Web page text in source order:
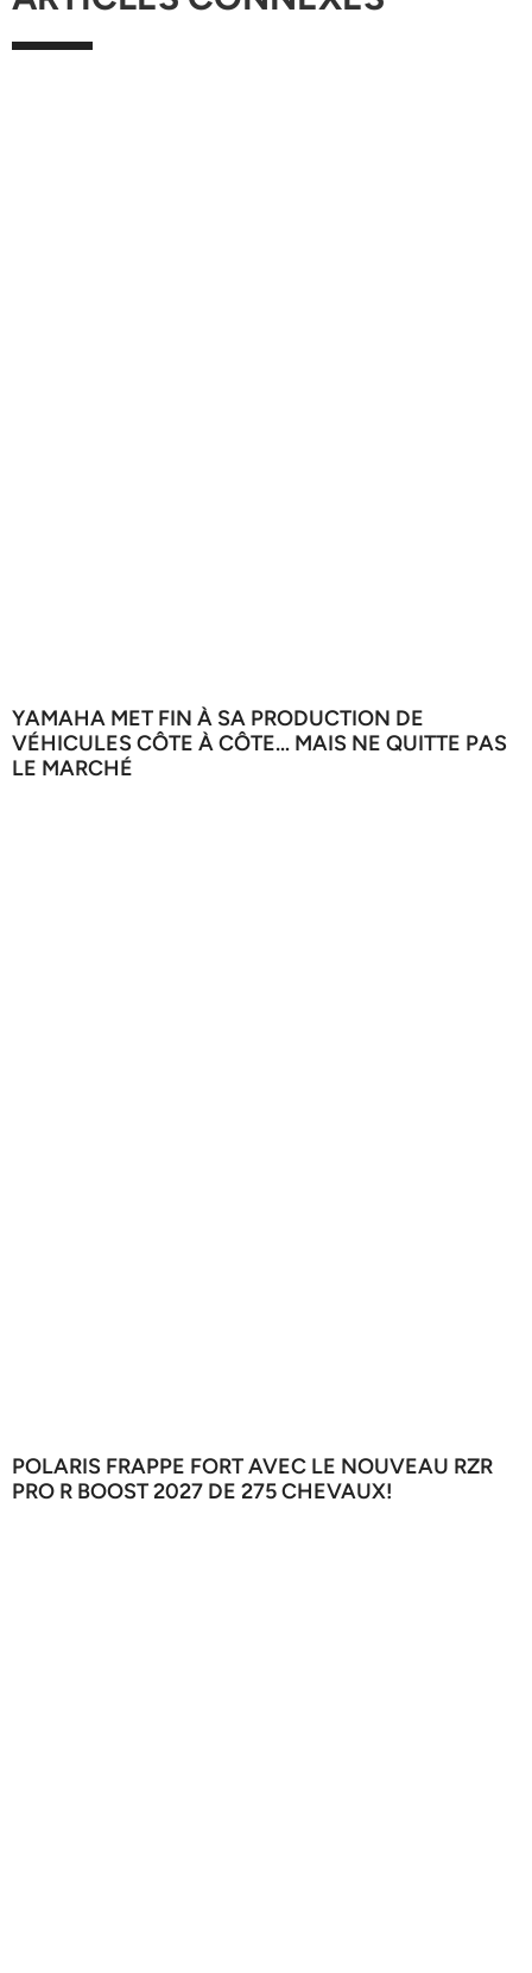
YAMAHA MET FIN À SA PRODUCTION DE
VÉHICULES CÔTE À CÔTE… MAIS NE QUITTE PAS
LE MARCHÉ
POLARIS FRAPPE FORT AVEC LE NOUVEAU RZR
PRO R BOOST 2027 DE 275 CHEVAUX!